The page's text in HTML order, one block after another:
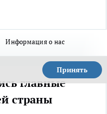
Информация о нас
Принять
главные
страны